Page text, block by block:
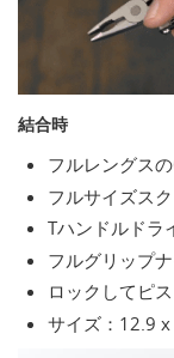
結合時
フルレングス
フルサイズス
Tハンドルドラ
フルグリップ
ロックしてピ
サイズ：12.9